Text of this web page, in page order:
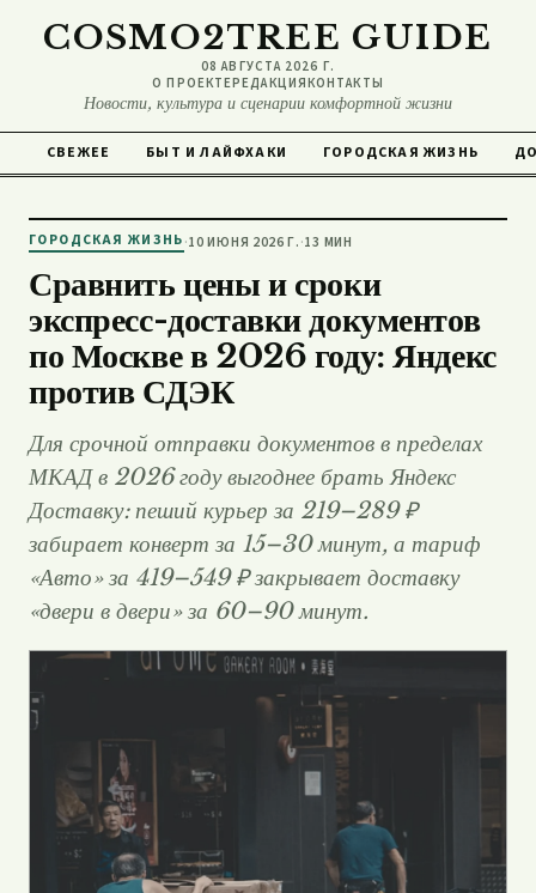
COSMO2TREE GUIDE
08 АВГУСТА 2026 Г.
О ПРОЕКТЕРЕДАКЦИЯКОНТАКТЫ
Новости, культура и сценарии комфортной жизни
СВЕЖЕЕ БЫТ И ЛАЙФХАКИ ГОРОДСКАЯ ЖИЗНЬ
ГОРОДСКАЯ ЖИЗНЬ·10 ИЮНЯ 2026 Г.·13 МИН
Сравнить цены и сроки
экспресс-доставки документов
по Москве в 2026 году: Яндекс
против СДЭК
Для срочной отправки документов в пределах
МКАД в 2026 году выгоднее брать Яндекс
Доставку: пеший курьер за 219–289 ₽
забирает конверт за 15–30 минут, а тариф
«Авто» за 419–549 ₽ закрывает доставку
«двери в двери» за 60–90 минут.